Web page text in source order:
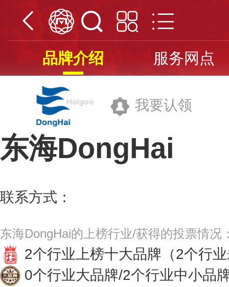
品牌介绍 服务网点
我要认领
东海DongHai
联系方式：
东海DongHai的上榜行业/获得的投票情况
2个行业上榜十大品牌 （2个行
0个行业大品牌/2个行业中小品